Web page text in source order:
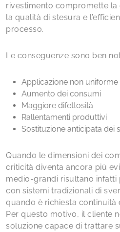
rivestimento compromette
la qualità di stesura e
processo.
Le conseguenze sono ben
Applicazione non
Aumento dei consumi
Maggiore difettosità
Rallentamenti produttivi
Sostituzione anticipata dei
Quando le dimensioni dei
criticità diventa ancora più
medio-grandi risultano infatti
con sistemi tradizionali di
quando è richiesta continuità
Per questo motivo, il cliente
soluzione capace di trattare